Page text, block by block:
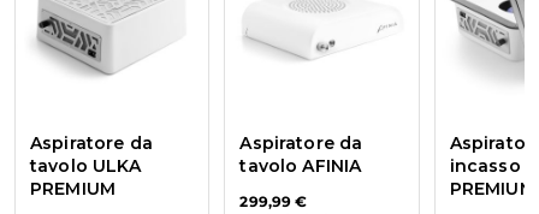
Aspiratore da
tavolo ULKA
PREMIUM
Aspiratore da
tavolo AFINIA
299,99 €
incasso
PREMIUM